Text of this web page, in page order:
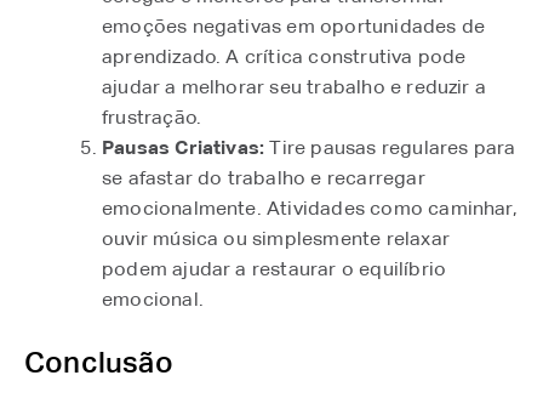
emoções negativas em oportunidades de
aprendizado. A crítica construtiva pode
ajudar a melhorar seu trabalho e reduzir a
frustração.
Pausas Criativas: Tire pausas regulares para
se afastar do trabalho e recarregar
emocionalmente. Atividades como caminhar,
ouvir música ou simplesmente relaxar
podem ajudar a restaurar o equilíbrio
emocional.
Conclusão